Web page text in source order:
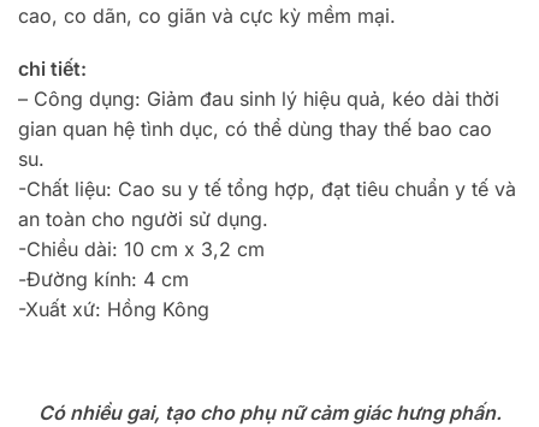
cao, co dãn, co giãn và cực kỳ mềm mại.
chi tiết:
– Công dụng: Giảm đau sinh lý hiệu quả, kéo dài thời
gian quan hệ tình dục, có thể dùng thay thế bao cao
su.
-Chất liệu: Cao su y tế tổng hợp, đạt tiêu chuẩn y tế và
an toàn cho người sử dụng.
-Chiều dài: 10 cm x 3,2 cm
-Đường kính: 4 cm
-Xuất xứ: Hồng Kông
Có nhiều gai, tạo cho phụ nữ cảm giác hưng phấn.